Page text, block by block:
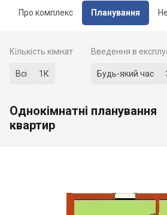
Про комплекс Планування
Кількість кімнат
Всі 1К
Введення в
Будь-який час
Однокімнатні планування
квартир